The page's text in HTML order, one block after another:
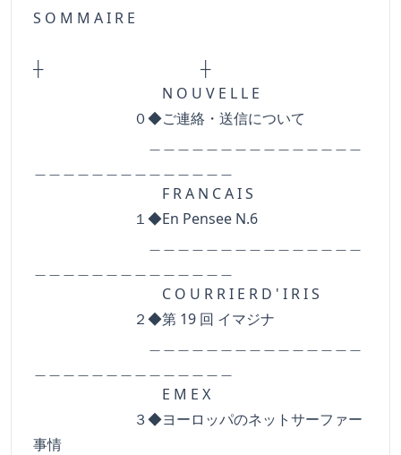
S O M M A I R E
┼ ┼
N O U V E L L E
０◆ご連絡・送信について
F R A N C A I S
１◆En Pensee N.6
C O U R R I E R D ' I R I S
２◆第 19 回 イマジナ
E M E X
３◆ヨーロッパのネットサーファー
事情